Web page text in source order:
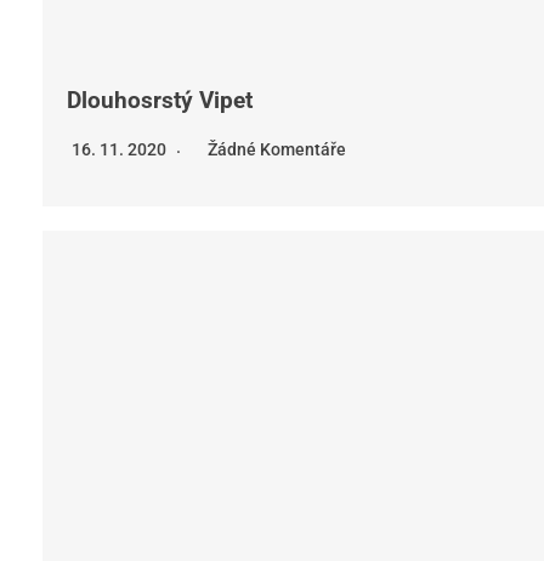
Dlouhosrstý Vipet
16. 11. 2020 Žádné Komentáře